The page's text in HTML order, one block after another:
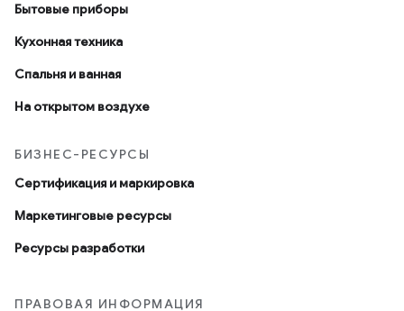
Бытовые приборы
Кухонная техника
Спальня и ванная
На открытом воздухе
БИЗНЕС-РЕСУРСЫ
Сертификация и маркировка
Маркетинговые ресурсы
Ресурсы разработки
ПРАВОВАЯ ИНФОРМАЦИЯ